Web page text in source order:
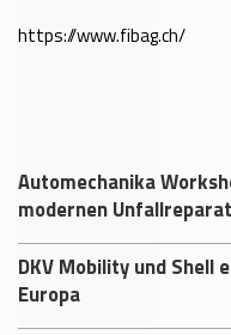
https://www.fibag.ch/
Automechanika
modernen
DKV Mobility und
Europa